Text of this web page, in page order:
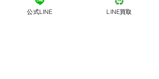
公式LINE LINE買取